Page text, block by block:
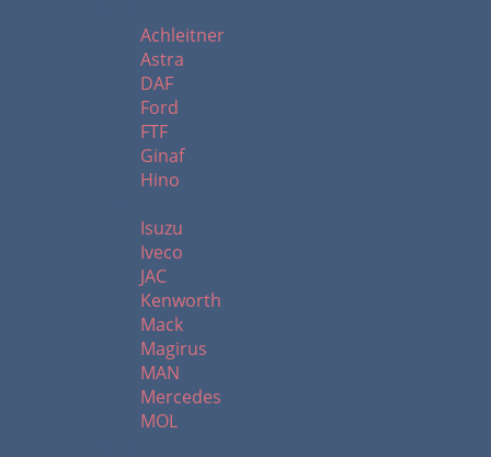
Achleitner
Astra
DAF
Ford
FTF
Ginaf
Hino
Isuzu
Iveco
JAC
Kenworth
Mack
Magirus
MAN
Mercedes
MOL